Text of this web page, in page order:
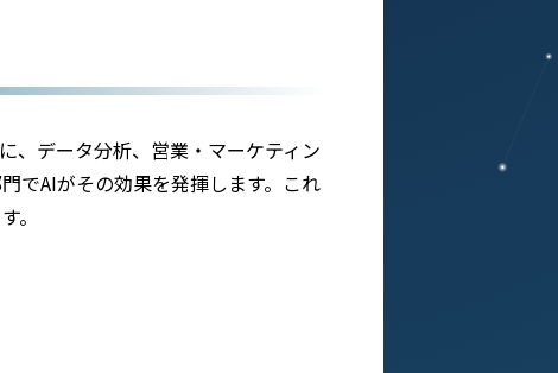
、データ分析、営業・マーケティン
でAIがその効果を発揮します。これ
。